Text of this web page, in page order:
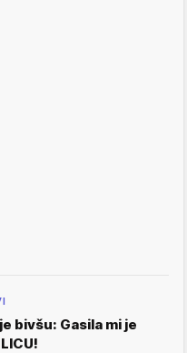
bivšu: Gasila mi je